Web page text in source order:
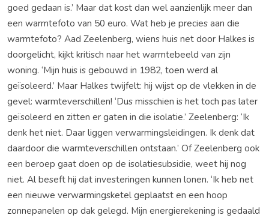
goed gedaan is.’ Maar dat kost dan wel aanzienlijk meer dan
een warmtefoto van 50 euro. Wat heb je precies aan die
warmtefoto? Aad Zeelenberg, wiens huis net door Halkes is
doorgelicht, kijkt kritisch naar het warmtebeeld van zijn
woning. ‘Mijn huis is gebouwd in 1982, toen werd al
geïsoleerd.’ Maar Halkes twijfelt: hij wijst op de vlekken in de
gevel: warmteverschillen! ‘Dus misschien is het toch pas later
geïsoleerd en zitten er gaten in die isolatie.’ Zeelenberg: ‘Ik
denk het niet. Daar liggen verwarmingsleidingen. Ik denk dat
daardoor die warmteverschillen ontstaan.’ Of Zeelenberg ook
een beroep gaat doen op de isolatiesubsidie, weet hij nog
niet. Al beseft hij dat investeringen kunnen lonen. ‘Ik heb net
een nieuwe verwarmingsketel geplaatst en een hoop
zonnepanelen op dak gelegd. Mijn energierekening is gedaald